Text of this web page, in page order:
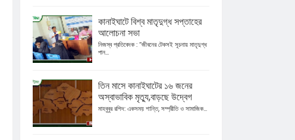
কানাইঘাটে বিশ্ব মাতৃদুগ্ধ সপ্তাহের
আলোচনা সভা
নিজস্ব প্রতিবেদক : “জীবনের টেকসই সূচনায় মাতৃদুগ্ধ
পান...
তিন মাসে কানাইঘাটের ১৬ জনের
অস্বাভাবিক মৃত্যু,বাড়ছে উদ্বেগ
মাহবুবুর রশিদ: একসময় শান্তি, সম্প্রীতি ও সামাজিক...